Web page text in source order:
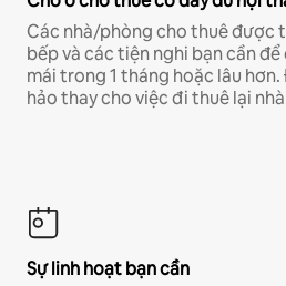
Các nhà/phòng cho thuê được
bếp và các tiện nghi bạn cần
mái trong 1 tháng hoặc lâu
hảo thay cho việc đi thuê lại
Sự linh hoạt bạn cần